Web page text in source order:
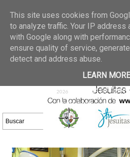
02 jun 2026
30/05/2026
25 may
DE FOTOS 23/05/2026
2026
GALERIA DE FOTOS
16/05/2026
DE FOTOS 09/05/2026
2026
GALERIA DE
26/04/2026
This site uses cookies from
to analyze traffic. Your IP address
with Google along with
ensure quality of service,
detect and address abuse.
LEARN MORE